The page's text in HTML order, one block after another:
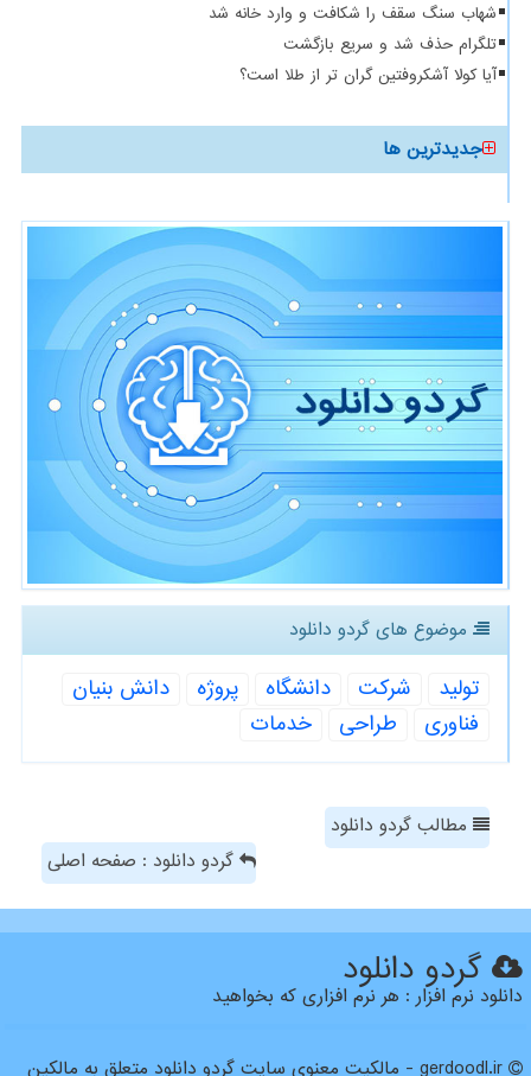
شهاب سنگ سقف را شکافت و وارد خانه شد
تلگرام حذف شد و سریع بازگشت
آیا کولا آشکروفتین گران تر از طلا است؟
جدیدترین ها
موضوع های گردو دانلود
تولید شركت دانشگاه پروژه
دانش بنیان
فناوری
طراحی خدمات
مطالب گردو دانلود
گردو دانلود : صفحه اصلی
گردو دانلود
دانلود نرم افزار : هر نرم افزاری که بخواهید
gerdoodl.ir - مالکیت معنوی سایت گردو دانلود متعلق به مالکین